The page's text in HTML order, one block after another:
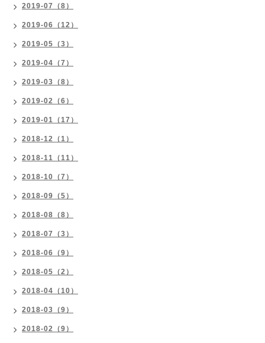
2019-07（8）
2019-06（12）
2019-05（3）
2019-04（7）
2019-03（8）
2019-02（6）
2019-01（17）
2018-12（1）
2018-11（11）
2018-10（7）
2018-09（5）
2018-08（8）
2018-07（3）
2018-06（9）
2018-05（2）
2018-04（10）
2018-03（9）
2018-02（9）